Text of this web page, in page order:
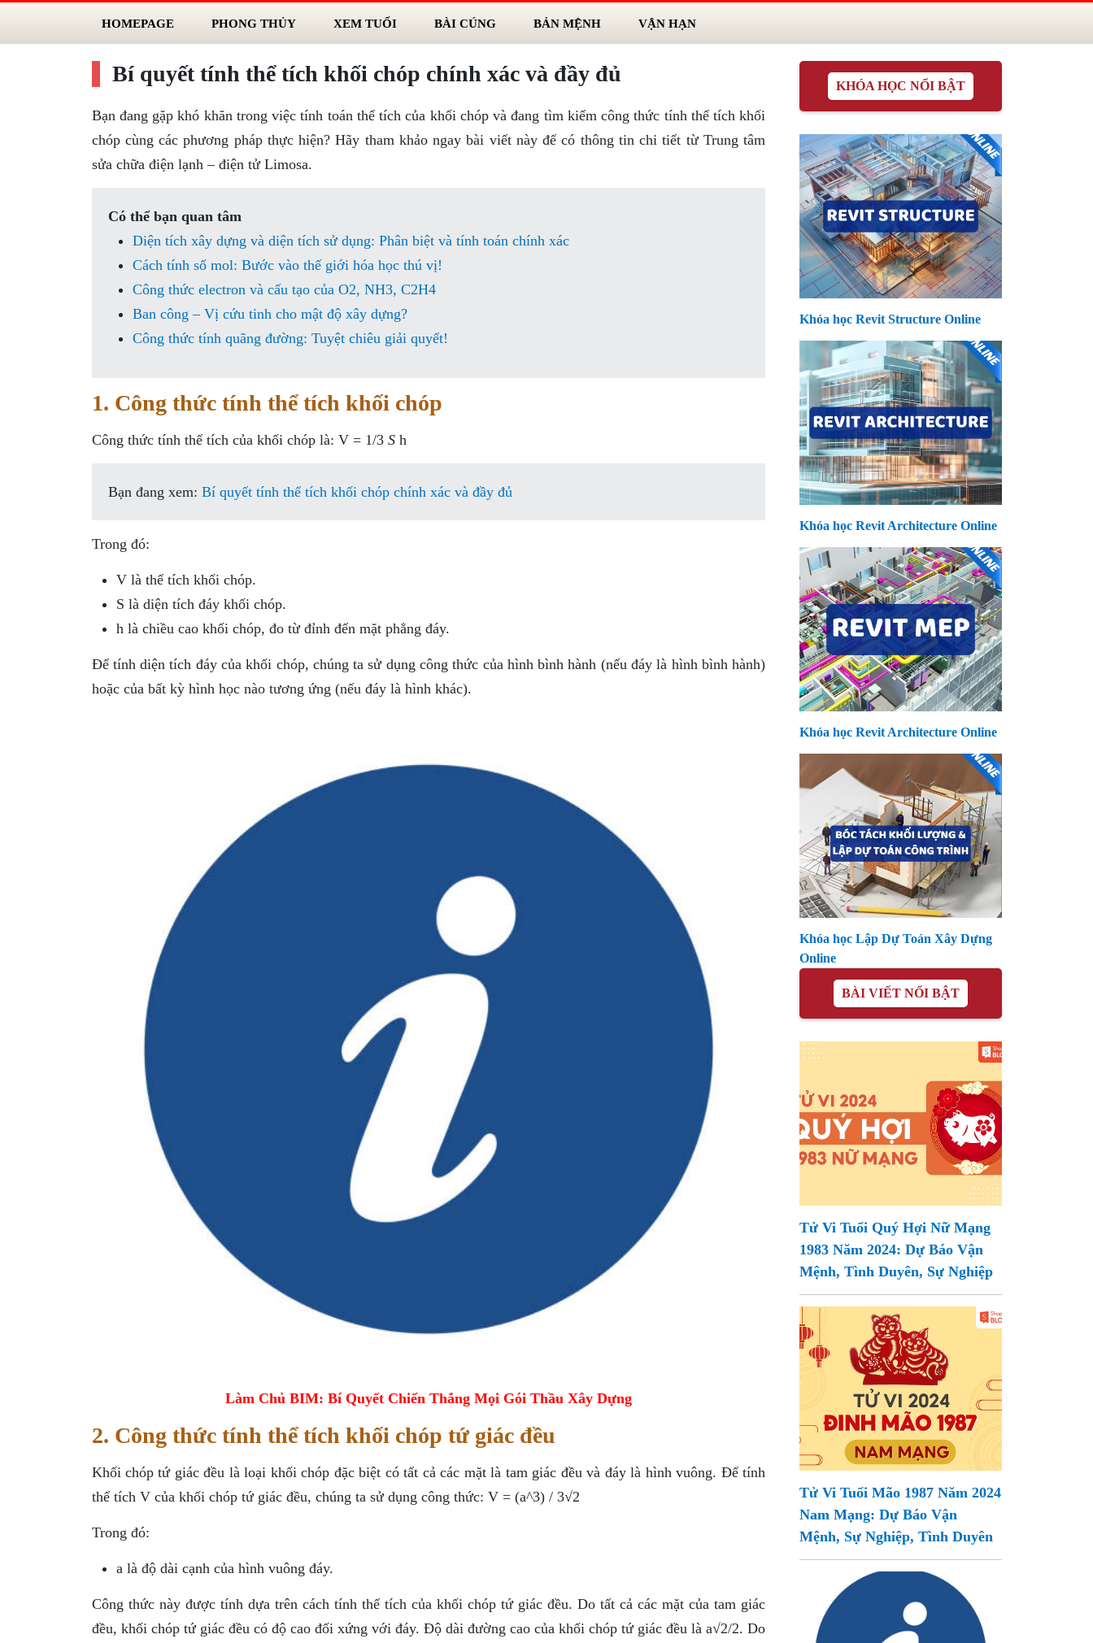
HOMEPAGE PHONG THỦY XEM TUỔI BÀI CÚNG BẢN MỆNH VẬN HẠN
Bí quyết tính thể tích khối chóp chính xác và đầy đủ
Bạn đang gặp khó khăn trong việc tính toán thể tích của khối chóp và đang tìm kiếm công thức tính thể tích khối
chóp cùng các phương pháp thực hiện? Hãy tham khảo ngay bài viết này để có thông tin chi tiết từ Trung tâm
sửa chữa điện lạnh – điện tử Limosa.
Có thể bạn quan tâm
Diện tích xây dựng và diện tích sử dụng: Phân biệt và tính toán chính xác
Cách tính số mol: Bước vào thế giới hóa học thú vị!
Công thức electron và cấu tạo của O2, NH3, C2H4
Ban công – Vị cứu tinh cho mật độ xây dựng?
Công thức tính quãng đường: Tuyệt chiêu giải quyết!
1. Công thức tính thể tích khối chóp
Công thức tính thể tích của khối chóp là: V = 1/3 S h
Bạn đang xem: Bí quyết tính thể tích khối chóp chính xác và đầy đủ
Trong đó:
V là thể tích khối chóp.
S là diện tích đáy khối chóp.
h là chiều cao khối chóp, đo từ đỉnh đến mặt phẳng đáy.
Để tính diện tích đáy của khối chóp, chúng ta sử dụng công thức của hình bình hành (nếu đáy là hình bình hành)
hoặc của bất kỳ hình học nào tương ứng (nếu đáy là hình khác).
Làm Chủ BIM: Bí Quyết Chiến Thắng Mọi Gói Thầu Xây Dựng
2. Công thức tính thể tích khối chóp tứ giác đều
Khối chóp tứ giác đều là loại khối chóp đặc biệt có tất cả các mặt là tam giác đều và đáy là hình vuông. Để tính
thể tích V của khối chóp tứ giác đều, chúng ta sử dụng công thức: V = (a^3) / 3√2
Trong đó:
a là độ dài cạnh của hình vuông đáy.
Công thức này được tính dựa trên cách tính thể tích của khối chóp tứ giác đều. Do tất cả các mặt của tam giác
đều, khối chóp tứ giác đều có độ cao đối xứng với đáy. Độ dài đường cao của khối chóp tứ giác đều là a√2/2. Do
KHÓA HỌC NỔI BẬT
Khóa học Revit Structure Online
Khóa học Revit Architecture Online
Khóa học Revit Architecture Online
Khóa học Lập Dự Toán Xây Dựng
Online
BÀI VIẾT NỔI BẬT
Tử Vi Tuổi Quý Hợi Nữ Mạng
1983 Năm 2024: Dự Báo Vận
Mệnh, Tình Duyên, Sự Nghiệp
Tử Vi Tuổi Mão 1987 Năm 2024
Nam Mạng: Dự Báo Vận
Mệnh, Sự Nghiệp, Tình Duyên